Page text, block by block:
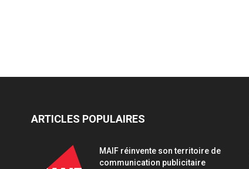
ARTICLES POPULAIRES
MAIF réinvente son territoire de
communication publicitaire